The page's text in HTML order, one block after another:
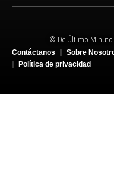
© De Último
Contáctanos
Sobre
Política de privacidad